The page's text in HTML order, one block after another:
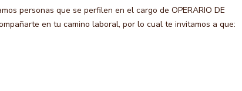
personas que se perfilen en el cargo de OPERARIO DE
en tu camino laboral, por lo cual te invitamos a que: